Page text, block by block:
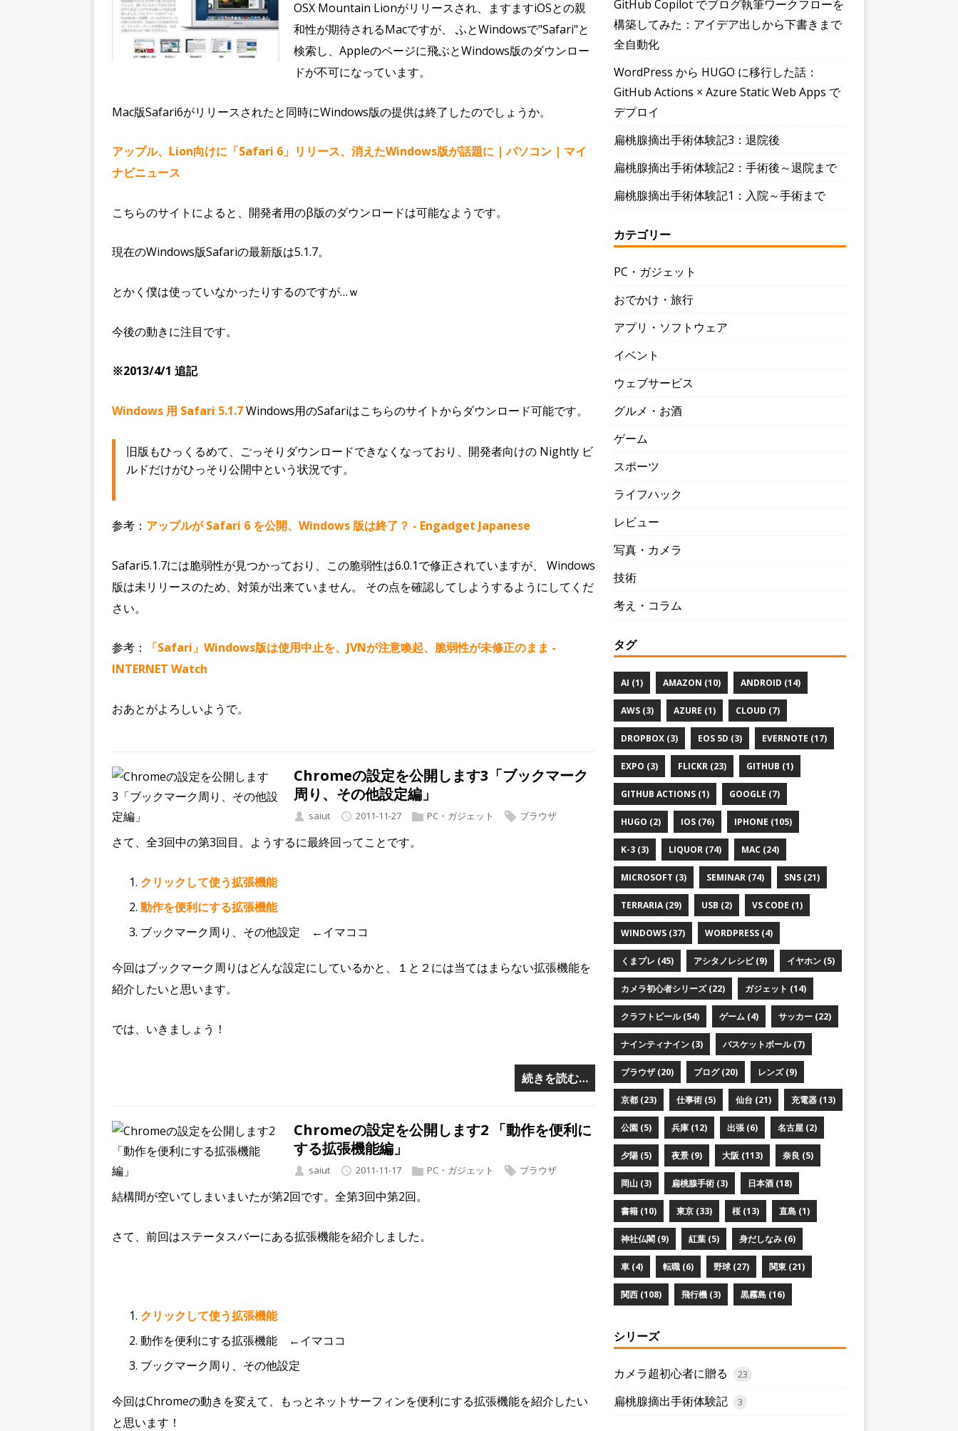
OSX Mountain Lionがリリースされ、ますますiOSとの親
和性が期待されるMacですが、 ふとWindowsで"Safari"と
検索し、Appleのページに飛ぶとWindows版のダウンロー
ドが不可になっています。
Mac版Safari6がリリースされたと同時にWindows版の提供は終了したのでしょうか。
アップル、Lion向けに「Safari 6」リリース、消えたWindows版が話題に | パソコン | マイ
ナビニュース
こちらのサイトによると、開発者用のβ版のダウンロードは可能なようです。
現在のWindows版Safariの最新版は5.1.7。
とかく僕は使っていなかったりするのですが…ｗ
今後の動きに注目です。
※2013/4/1 追記
Windows 用 Safari 5.1.7Windows用のSafariはこちらのサイトからダウンロード可能です。
旧版もひっくるめて、ごっそりダウンロードできなくなっており、開発者向けの Nightly ビ
ルドだけがひっそり公開中という状況です。
参考： アップルが Safari 6 を公開、Windows 版は終了？ - Engadget Japanese
Safari5.1.7には脆弱性が見つかっており、この脆弱性は6.0.1で修正されていますが、 Windows
版は未リリースのため、対策が出来ていません。 その点を確認してしようするようにしてくだ
さい。
参考：
「Safari」Windows版は使用中止を、JVNが注意喚起、脆弱性が未修正のまま -
INTERNET Watch
おあとがよろしいようで。
Chromeの設定を公開します3「ブックマーク
周り、その他設定編」
saiut 2011-11-27 PC・ガジェット ブラウザ
さて、全3回中の第3回目。ようするに最終回ってことです。
クリックして使う拡張機能
動作を便利にする拡張機能
ブックマーク周り、その他設定 ←イマココ
今回はブックマーク周りはどんな設定にしているかと、１と２には当てはまらない拡張機能を
紹介したいと思います。
では、いきましょう！
続きを読む…
Chromeの設定を公開します2 「動作を便利に
する拡張機能編」
saiut 2011-11-17 PC・ガジェット ブラウザ
結構間が空いてしまいまいたが第2回です。全第3回中第2回。
さて、前回はステータスバーにある拡張機能を紹介しました。
クリックして使う拡張機能
動作を便利にする拡張機能 ←イマココ
ブックマーク周り、その他設定
今回はChromeの動きを変えて、もっとネットサーフィンを便利にする拡張機能を紹介したい
と思います！
GitHub Copilot でブログ執筆ワークフローを
構築してみた：アイデア出しから下書きまで
全自動化
WordPress から HUGO に移行した話：
GitHub Actions × Azure Static Web Apps で
デプロイ
扁桃腺摘出手術体験記3：退院後
扁桃腺摘出手術体験記2：手術後～退院まで
扁桃腺摘出手術体験記1：入院～手術まで
カテゴリー
PC・ガジェット
おでかけ・旅行
アプリ・ソフトウェア
イベント
ウェブサービス
グルメ・お酒
ゲーム
スポーツ
ライフハック
レビュー
写真・カメラ
技術
考え・コラム
タグ
AI (1) AMAZON (10) ANDROID (14)
AWS (3) AZURE (1) CLOUD (7)
DROPBOX (3) EOS 5D (3) EVERNOTE (17)
EXPO (3) FLICKR (23) GITHUB (1)
GITHUB ACTIONS (1) GOOGLE (7)
HUGO (2) IOS (76) IPHONE (105)
K-3 (3) LIQUOR (74) MAC (24)
MICROSOFT (3) SEMINAR (74) SNS (21)
TERRARIA (29) USB (2) VS CODE (1)
WINDOWS (37) WORDPRESS (4)
くまプレ (45) アシタノレシピ (9) イヤホン (5)
カメラ初心者シリーズ (22) ガジェット (14)
クラフトビール (54) ゲーム (4) サッカー (22)
ナインティナイン (3) バスケットボール (7)
ブラウザ (20) ブログ (20) レンズ (9)
京都 (23) 仕事術 (5) 仙台 (21) 充電器 (13)
公園 (5) 兵庫 (12) 出張 (6) 名古屋 (2)
夕陽 (5) 夜景 (9) 大阪 (113) 奈良 (5)
岡山 (3) 扁桃腺手術 (3) 日本酒 (18)
書籍 (10) 東京 (33) 桜 (13) 直島 (1)
神社仏閣 (9) 紅葉 (5) 身だしなみ (6)
車 (4) 転職 (6) 野球 (27) 関東 (21)
関西 (108) 飛行機 (3) 黒霧島 (16)
シリーズ
カメラ超初心者に贈る 23
扁桃腺摘出手術体験記 3